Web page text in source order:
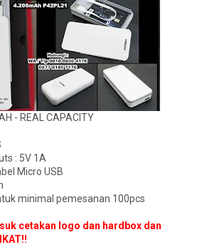
- REAL CAPACITY
: 5V 1A
Micro USB
minimal pemesanan 100pcs
cetakan logo dan hardbox dan